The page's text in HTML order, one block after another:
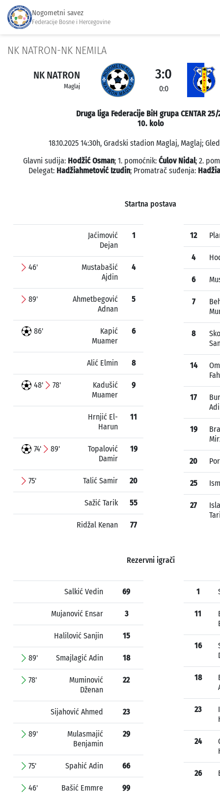
Nogometni savez
Federacije Bosne i Hercegovine
NK NATRON-NK NEMILA
NK NATRON
Maglaj
3:0
0:0
Druga liga Federacije BiH grupa CENTAR 25/
10. kolo
18.10.2025 14:30h, Gradski stadion Maglaj, Maglaj;
Glavni sudija: Hodžić Osman; 1. pomoćnik: Ćulov Nidal; 2.
Delegat: Hadžiahmetović Izudin; Promatrač suđenja:
Startna postava
Jaćimović
Dejan
1
46'
Mustabašić
Ajdin
4
89'
Ahmetbegović
Adnan
5
86'
Kapić
Muamer
6
Alić Elmin 8
48' 78'
Kadušić
Muamer
9
Hrnjić El-
Harun
11
74' 89'
Topalović
Damir
19
75' Talić Samir 20
Sažić Tarik 55
Ridžal Kenan 77
12
4
6
7
8
14
17
19
20
25
27
Rezervni igrači
Salkić Vedin 69
Mujanović Ensar 3
Halilović Sanjin 15
89' Smajlagić Adin 18
78'
Muminović
Dženan
22
Sijahović Ahmed 23
89'
Mulasmajić
Benjamin
29
75' Spahić Adin 66
46' Bašić Emmre 99
1
11
16
18
23
24
26